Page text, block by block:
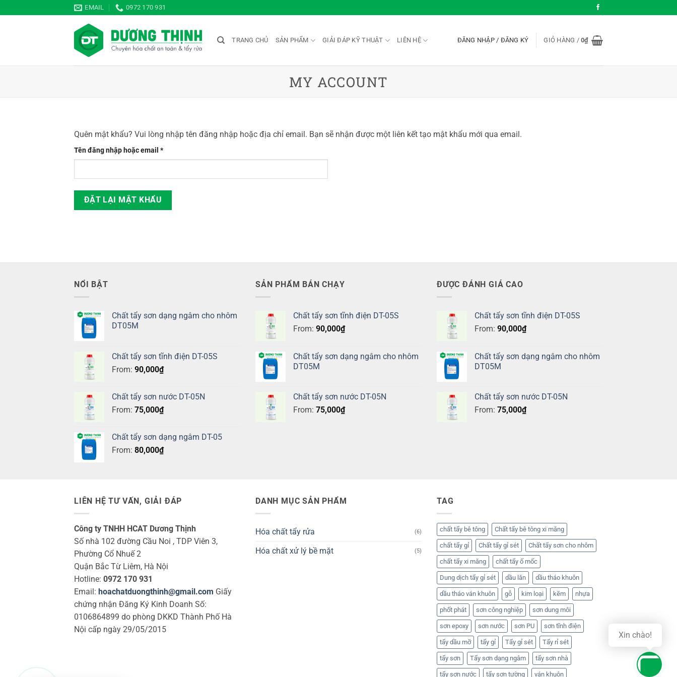
qua
EMAIL 0972 170 931
TRANG CHỦ SẢN PHẨM GIẢI ĐÁP KỸ THUẬT LIÊN HỆ ĐĂNG NHẬP / ĐĂNG KÝ GIỎ HÀNG /0₫
MY ACCOUNT
Quên mật khẩu? Vui lòng nhập tên đăng nhập hoặc địa chỉ email. Bạn sẽ nhận được một liên kết tạo mật khẩu mới qua email.
Tên đăng nhập hoặc email *Bắt
buộc
ĐẶT LẠI MẬT KHẨU
NỔI BẬT
Chất tẩy sơn dạng ngâm cho nhôm
DT05M
Chất tẩy sơn tĩnh điện DT-05S
From: 90,000₫
Chất tẩy sơn nước DT-05N
From: 75,000₫
Chất tẩy sơn dạng ngâm DT-05
From: 80,000₫
SẢN PHẨM BÁN CHẠY
Chất tẩy sơn tĩnh điện DT-05S
From: 90,000₫
Chất tẩy sơn dạng ngâm cho nhôm
DT05M
Chất tẩy sơn nước DT-05N
From: 75,000₫
ĐƯỢC ĐÁNH GIÁ CAO
Chất tẩy sơn tĩnh điện DT-05S
From: 90,000₫
Chất tẩy sơn dạng ngâm cho nhôm
DT05M
Chất tẩy sơn nước DT-05N
From: 75,000₫
LIÊN HỆ TƯ VẤN, GIẢI ĐÁP
Công ty TNHH HCAT Dương Thịnh
Số nhà 102 đường Cầu Noi , TDP Viên 3,
Phường Cổ Nhuế 2
Quận Bắc Từ Liêm, Hà Nội
Hotline: 0972 170 931
Email: hoachatduongthinh@gmail.com Giấy
chứng nhận Đăng Ký Kinh Doanh Số:
0106864899 do phòng DKKD Thành Phố Hà
Nội cấp ngày 29/05/2015
DANH MỤC SẢN PHẨM
Hóa chất tẩy rửa (6)
Hóa chất xử lý bề mặt (5)
TAG
chất tẩy bê tông Chất tẩy bê tông xi măng
chất tẩy gỉ Chất tẩy gỉ sét Chất tẩy sơn cho nhôm
chất tẩy xi măng chất tẩy ố mốc
Dung dịch tẩy gỉ sét dầu lăn dầu tháo khuôn
dầu tháo ván khuôn gỗ kim loại kẽm nhựa
phốt phát sơn công nghiệp sơn dung môi
sơn epoxy sơn nước sơn PU sơn tĩnh điện
tẩy dầu mỡ tẩy gỉ Tẩy gỉ sét Tẩy rỉ sét
tẩy sơn Tẩy sơn dạng ngâm tẩy sơn nhà
tẩy sơn nước tẩy sơn tường ván khuôn
Xin chào!